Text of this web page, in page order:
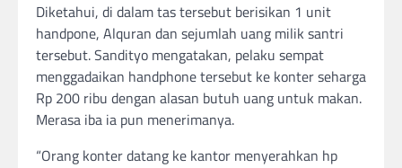
Diketahui, di dalam tas tersebut berisikan 1 unit
handpone, Alquran dan sejumlah uang milik santri
tersebut. Sandityo mengatakan, pelaku sempat
menggadaikan handphone tersebut ke konter seharga
Rp 200 ribu dengan alasan butuh uang untuk makan.
Merasa iba ia pun menerimanya.
“Orang konter datang ke kantor menyerahkan hp